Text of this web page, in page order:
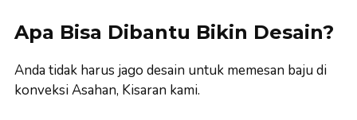
Apa Bisa Dibantu Bikin Desain?
Anda tidak harus jago desain untuk memesan baju di
konveksi Asahan, Kisaran kami.